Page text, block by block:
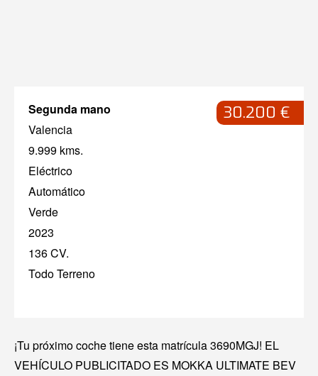
Segunda mano
Valencia
9.999 kms.
Eléctrico
Automático
Verde
2023
136 CV.
Todo Terreno
30.200 €
¡Tu próximo coche tiene esta matrícula 3690MGJ! EL
VEHÍCULO PUBLICITADO ES MOKKA ULTIMATE BEV